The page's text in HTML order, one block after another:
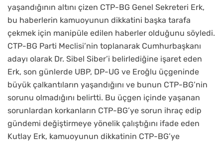
yaşandığının altını çizen CTP-BG Genel Sekreteri Erk,
bu haberlerin kamuoyunun dikkatini başka tarafa
çekmek için manipüle edilen haberler olduğunu söyledi.
CTP-BG Parti Meclisi’nin toplanarak Cumhurbaşkanı
adayı olarak Dr. Sibel Siber’i belirlediğine işaret eden
Erk, son günlerde UBP, DP-UG ve Eroğlu üçgeninde
büyük çalkantıların yaşandığını ve bunun CTP-BG’nin
sorunu olmadığını belirtti. Bu üçgen içinde yaşanan
sorunlardan korkanların CTP-BG’ye sorun ihraç edip
gündemi değiştirmeye yönelik çalıştığını ifade eden
Kutlay Erk, kamuoyunun dikkatinin CTP-BG’ye